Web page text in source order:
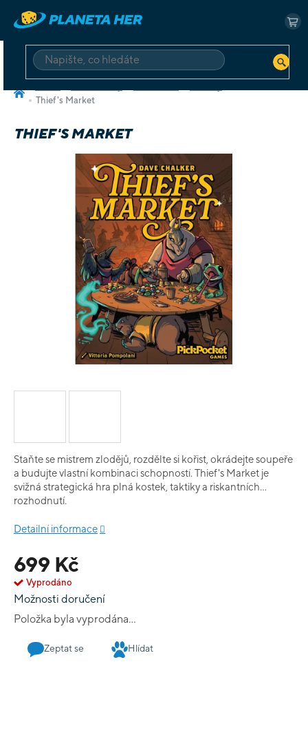
obsah
HLEDAT
Thief's Market
THIEF'S MARKET
699 Kč
Vyprodáno
Možnosti doručení
Položka byla vyprodána…
Staňte se mistrem zlodějů, rozdělte si kořist, okrádejte soupeře
a budujte vlastní kombinaci schopností. Thief's Market je
svižná strategická hra plná kostek, taktiky a riskantních
rozhodnutí.
Detailní informace
Zeptat se Hlídat